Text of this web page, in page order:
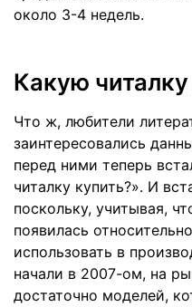
около 3-4 недель.
Какую
Что ж, любители
заинтересовались
перед ними теперь
читалку купить?». И
поскольку, учитывая,
появилась
использовать в
начали в 2007-ом, на
достаточно моделей,